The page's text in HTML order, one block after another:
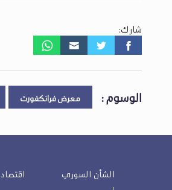
شارك:
الوسوم : معرض فرانكفورت
الشأن السوري اقتصاد